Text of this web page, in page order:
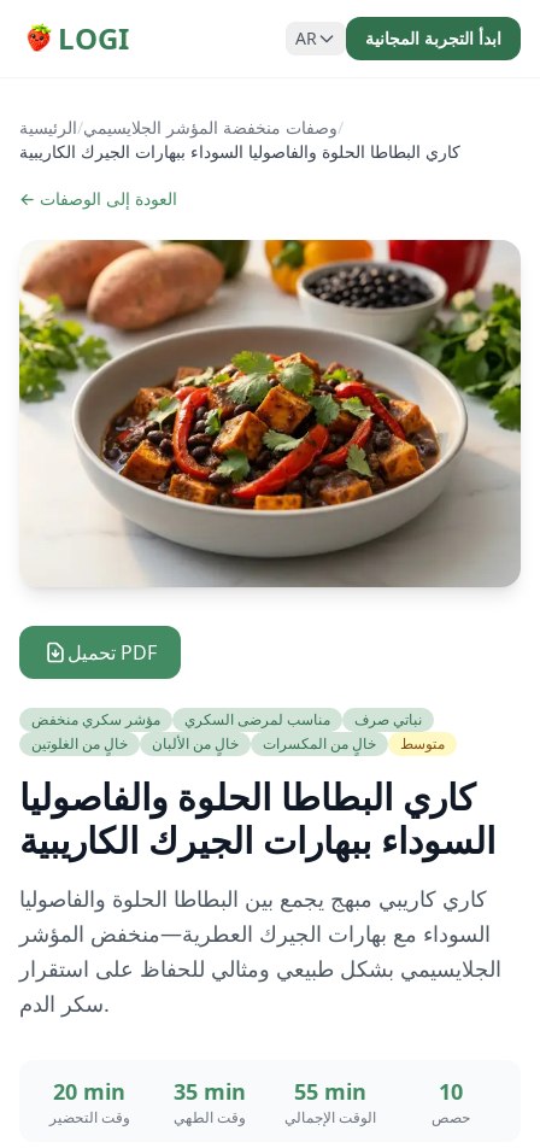
LOGI AR ابدأ التجربة المجانية
الرئيسية/وصفات منخفضة المؤشر الجلايسيمي/
كاري البطاطا الحلوة والفاصوليا السوداء ببهارات الجيرك الكاريبية
← العودة إلى الوصفات
تحميل PDF
مؤشر سكري منخفض مناسب لمرضى السكري
نباتي صرف
خالٍ من الغلوتين
خالٍ من الألبان خالٍ من المكسرات متوسط
كاري البطاطا الحلوة والفاصوليا
السوداء ببهارات الجيرك الكاريبية
كاري كاريبي مبهج يجمع بين البطاطا الحلوة والفاصوليا
السوداء مع بهارات الجيرك العطرية—منخفض المؤشر
الجلايسيمي بشكل طبيعي ومثالي للحفاظ على استقرار
سكر الدم.
20 min
وقت التحضير
35 min
وقت الطهي
55 min
الوقت الإجمالي
10
حصص